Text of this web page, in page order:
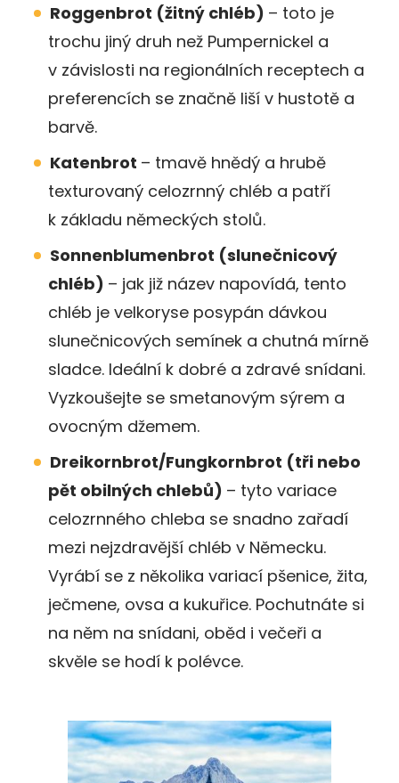
Roggenbrot (žitný chléb) – toto je
trochu jiný druh než Pumpernickel a
v závislosti na regionálních receptech a
preferencích se značně liší v hustotě a
barvě.
Katenbrot – tmavě hnědý a hrubě
texturovaný celozrnný chléb a patří
k základu německých stolů.
Sonnenblumenbrot (slunečnicový
chléb) – jak již název napovídá, tento
chléb je velkoryse posypán dávkou
slunečnicových semínek a chutná mírně
sladce. Ideální k dobré a zdravé snídani.
Vyzkoušejte se smetanovým sýrem a
ovocným džemem.
Dreikornbrot/Fungkornbrot (tři nebo
pět obilných chlebů) – tyto variace
celozrnného chleba se snadno zařadí
mezi nejzdravější chléb v Německu.
Vyrábí se z několika variací pšenice, žita,
ječmene, ovsa a kukuřice. Pochutnáte si
na něm na snídani, oběd i večeři a
skvěle se hodí k polévce.